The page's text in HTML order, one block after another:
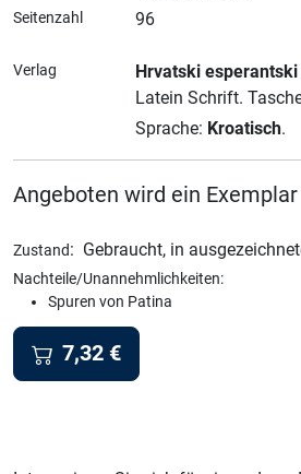
Seitenzahl 96
Verlag Hrvatski esperantski
Latein Schrift.
Sprache: Kroatisch.
Angeboten wird ein Exemplar
Zustand: Gebraucht, in
Nachteile/Unannehmlichkeiten:
Spuren von Patina
7,32 €